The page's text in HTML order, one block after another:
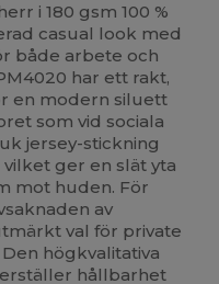
i 180 gsm 100 %
casual look med
både arbete och
har ett rakt,
en modern siluett
som vid sociala
jersey-stickning
ger en slät yta
mot huden. För
av
val för private
högkvalitativa
hållbarhet